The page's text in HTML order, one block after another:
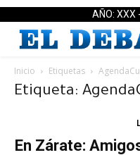
AÑO: XXX
Inicio Etiquetas
Etiqueta:
En Zárate: